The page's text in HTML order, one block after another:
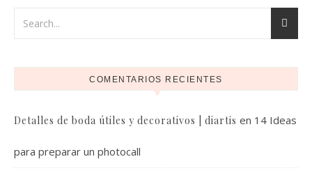
COMENTARIOS RECIENTES
Detalles de boda útiles y decorativos | diartis en 14 Ideas
para preparar un photocall